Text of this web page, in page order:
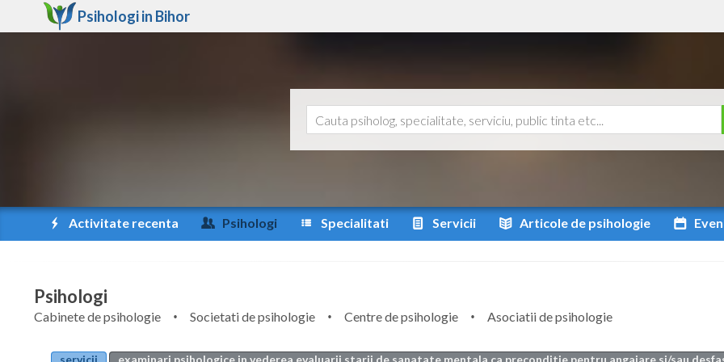
Psihologi in Bihor
Activitate recenta Psihologi Specialitati Servicii Articole de psihologie
Psihologi
Cabinete de psihologie Societati de psihologie Centre de psihologie
Asociatii de psihologie
servicii
examinari psihologice in vederea evaluarii starii de sanatate mentala ca preconditie pentru angajare si/sau